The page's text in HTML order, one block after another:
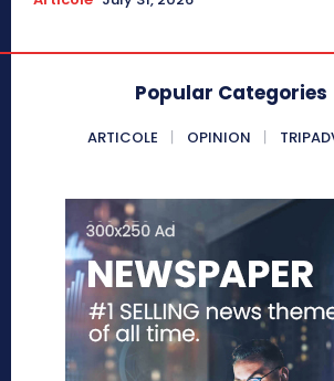
Popular Categories
ARTICOLE OPINION